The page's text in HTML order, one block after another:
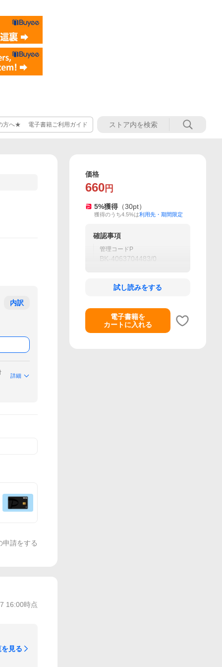
方へ★ 電子書籍ご利用ガイド
内訳
詳細
申請をする
16:00時点
見る
価格
660 円
5%獲得 （30pt）
獲得のうち4.5%は利用先・期間限定
確認事項
管理コードP
BK-4063704483/0
試し読みをする
電子書籍を
カートに入れる